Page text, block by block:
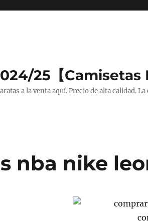
25【Camisetas
a la venta aquí. Precio de alta calidad.
nba nike